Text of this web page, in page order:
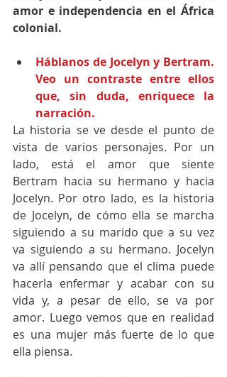
amor e independencia en el África
colonial.
Háblanos de Jocelyn y Bertram.
Veo un contraste entre ellos
que, sin duda, enriquece la
narración.
La historia se ve desde el punto de
vista de varios personajes. Por un
lado, está el amor que siente
Bertram hacia su hermano y hacia
Jocelyn. Por otro lado, es la historia
de Jocelyn, de cómo ella se marcha
siguiendo a su marido que a su vez
va siguiendo a su hermano. Jocelyn
va allí pensando que el clima puede
hacerla enfermar y acabar con su
vida y, a pesar de ello, se va por
amor. Luego vemos que en realidad
es una mujer más fuerte de lo que
ella piensa.